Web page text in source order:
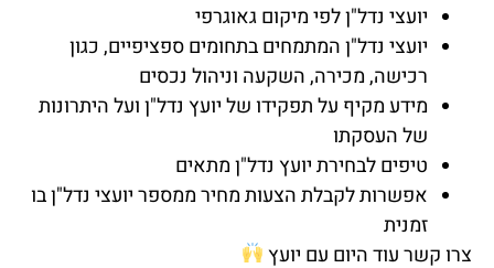
יועצי נדל"ן לפי מיקום גאוגרפי
יועצי נדל"ן המתמחים בתחומים ספציפיים, כגון
רכישה, מכירה, השקעה וניהול נכסים
מידע מקיף על תפקידו של יועץ נדל"ן ועל היתרונות
של העסקתו
טיפים לבחירת יועץ נדל"ן מתאים
אפשרות לקבלת הצעות מחיר ממספר יועצי נדל"ן בו
זמנית
צרו קשר עוד היום עם יועץ